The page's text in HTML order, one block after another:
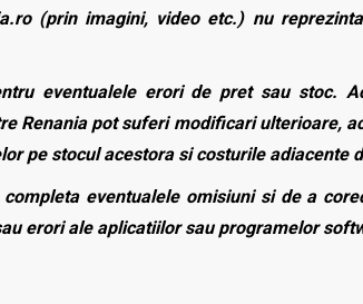
(prin imagini, video etc.) nu
eventualele erori de pret sau stoc.
Renania pot suferi modificari ulterioare,
pe stocul acestora si costurile adiacente
eventualele omisiuni si de a
erori ale aplicatiilor sau programelor